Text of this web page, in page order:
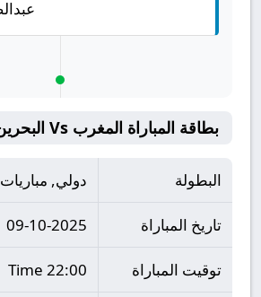
بطاقة المباراة المغرب Vs البحرين
البطولة دولي,
تاريخ المباراة 09-10-2025
توقيت المباراة 22:00 Time